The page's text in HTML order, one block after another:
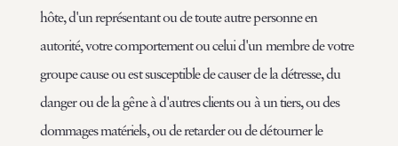
hôte, d'un représentant ou de toute autre personne en
autorité, votre comportement ou celui d'un membre de votre
groupe cause ou est susceptible de causer de la détresse, du
danger ou de la gêne à d'autres clients ou à un tiers, ou des
dommages matériels, ou de retarder ou de détourner le